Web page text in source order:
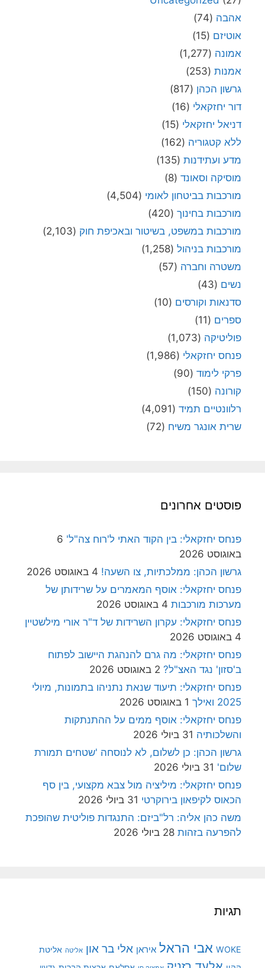
אהבה (74)
אוטיזם (15)
אמונה (1,277)
אמנות (253)
גרשון הכהן (817)
דור יחזקאלי (16)
דניאל יחזקאלי (15)
ללא קטגוריה (162)
מדע ועתידנות (135)
מוסיקה וסאונד (8)
מורכבות בביטחון לאומי (4,504)
מורכבות בחינוך (420)
מורכבות במשפט, בשיטור ובאכיפת חוק (2,103)
מורכבות בניהול (1,258)
משטרה וחברה (57)
נשים (43)
סדנאות וקורסים (10)
ספרים (11)
פוליטיקה (1,073)
פנחס יחזקאלי (1,986)
פרקי לימוד (90)
קורונה (150)
רלוונטיים תמיד (4,091)
שרית אונגר משיח (72)
פוסטים אחרונים
פנחס יחזקאלי: בין הקוד האתי ל'רוח צה"ל' 6
באוגוסט 2026
גרשון הכהן: ממלכתיות, צו השעה! 4 באוגוסט 2026
פנחס יחזקאלי: אוסף המאמרים על שרידותן של
מערכות מורכבות 4 באוגוסט 2026
פנחס יחזקאלי: עקרון השרידות של ד"ר אורי מילשטיין
4 באוגוסט 2026
פנחס יחזקאלי: מה גרם להנהגת היישוב לפתוח
ב'סזון' נגד האצ"ל? 2 באוגוסט 2026
פנחס יחזקאלי: תיעוד שנאת נתניהו בתמונות, מיולי
2025 ואילך
1 באוגוסט 2026
פנחס יחזקאלי: אוסף ממים על ההתנתקות
והשלכותיה 31 ביולי 2026
גרשון הכהן: כן לשלום, לא לנוסחה 'שטחים תמורת
שלום' 31 ביולי 2026
פנחס יחזקאלי: מיליציה מול צבא מקצועי, בין סף
הכאוס לקיפאון בירוקרטי 31 ביולי 2026
משה כהן אליה: רל"ביזם: התנגדות פוליטית שהופכת
להפרעה בזהות 28 ביולי 2026
תגיות
WOKE אבי הראל איראן אלי בר און אליטה אליטת